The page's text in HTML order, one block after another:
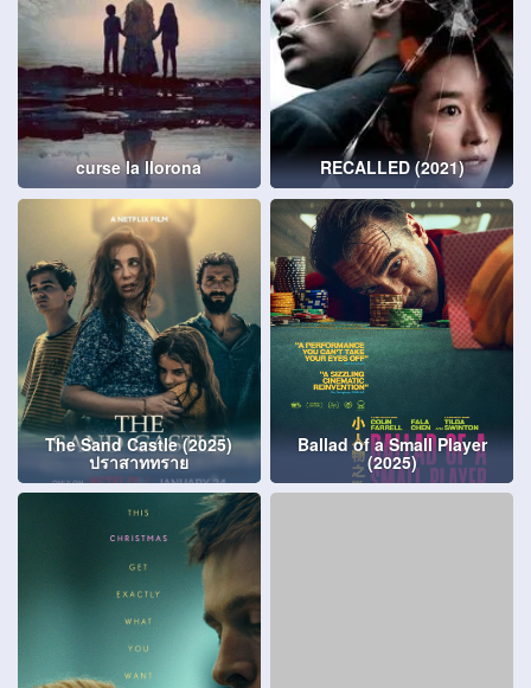
curse la llorona RECALLED (2021)
The Sand Castle (2025)
ปราสาททราย
Ballad of a Small Player
(2025)